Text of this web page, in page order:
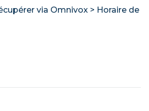
via Omnivox > Horaire de